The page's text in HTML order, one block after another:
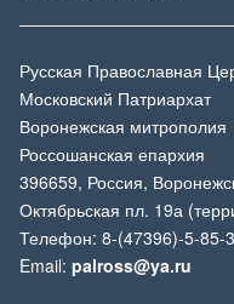
Русская Православная
Московский Патриархат
Воронежская митрополия
Россошанская епархия
396659, Россия,
Октябрьская пл. 19а
Телефон: 8-(47396)-5-85-
Email: palross@ya.ru